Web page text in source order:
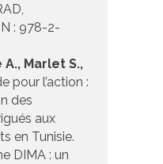
: 978-2-
Marlet S.,
pour l’action :
des
aux
en Tunisie.
DIMA : un